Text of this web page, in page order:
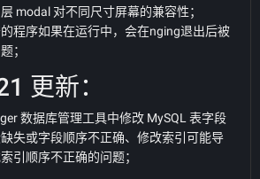
modal 对不同尺寸屏幕的兼容性；
程序如果在运行中，会在nging退出后被
；
更新：
数据库管理工具中修改 MySQL 表字段
失或字段顺序不正确、修改索引可能导
引顺序不正确的问题；